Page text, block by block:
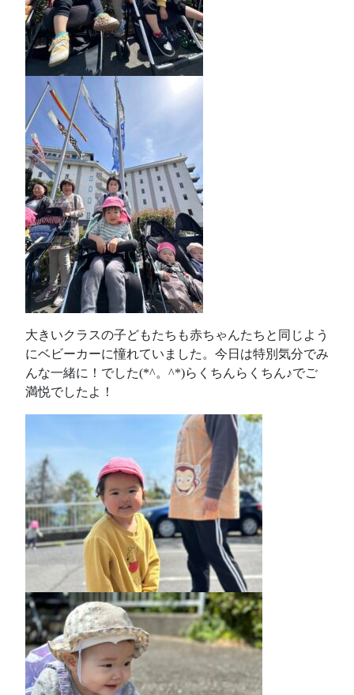
大きいクラスの子どもたちも赤ちゃんたちと同じよう
にベビーカーに憧れていました。今日は特別気分でみ
んな一緒に！でした(*^。^*)らくちんらくちん♪でご
満悦でしたよ！